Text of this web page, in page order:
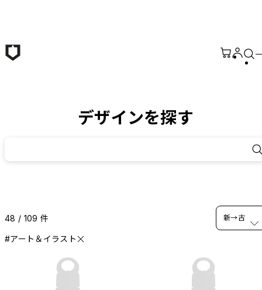
デザインを探す
48 / 109 件
#アート＆イラスト
新→古